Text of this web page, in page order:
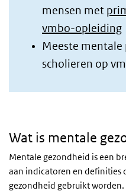
mensen met
vmbo-opleiding
Meeste
scholieren op
Wat is mentale
Mentale gezondheid is een
aan indicatoren en definities
gezondheid gebruikt worden.